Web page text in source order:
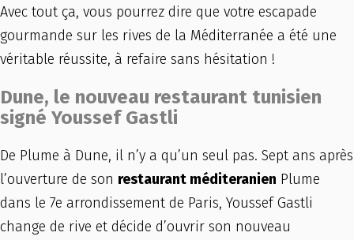
Avec tout ça, vous pourrez dire que votre escapade
gourmande sur les rives de la Méditerranée a été une
véritable réussite, à refaire sans hésitation !
Dune, le nouveau restaurant tunisien
signé Youssef Gastli
De Plume à Dune, il n’y a qu’un seul pas. Sept ans après
l’ouverture de son restaurant méditeranien Plume
dans le 7e arrondissement de Paris, Youssef Gastli
change de rive et décide d’ouvrir son nouveau